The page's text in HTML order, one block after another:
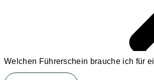
Welchen Führerschein brauche ich für